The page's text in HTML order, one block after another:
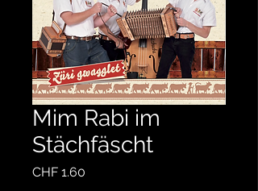
Mim Rabi im
Stächfäscht
CHF 1.60